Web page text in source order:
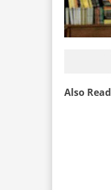
Also Read